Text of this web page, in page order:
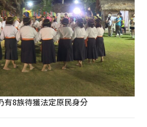
有8族待獲法定原民身分